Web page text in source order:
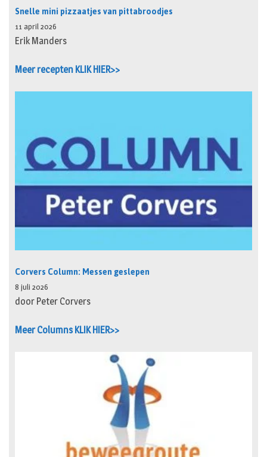
Snelle mini pizzaatjes van pittabroodjes
11 april 2026
Erik Manders
Meer recepten KLIK HIER>>
Corvers Column: Messen geslepen
8 juli 2026
door Peter Corvers
Meer Columns KLIK HIER>>